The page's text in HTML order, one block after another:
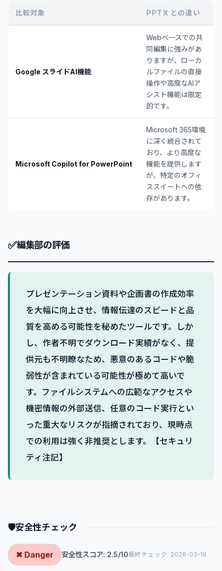
比較対象 PPTX との違い
Google スライドAI機能
Webベースでの共
同編集に強みがあ
りますが、ローカ
ルファイルの直接
操作や高度なAIア
シスト機能は限定
的です。
Microsoft Copilot for PowerPoint
Microsoft 365環境
に深く統合されて
おり、より高度な
機能を提供します
が、特定のオフィ
ススイートへの依
存があります。
✅編集部の評価
プレゼンテーション資料や企画書の作成効率
を大幅に向上させ、情報伝達のスピードと品
質を高める可能性を秘めたツールです。しか
し、作者不明でダウンロード実績がなく、提
供元も不明瞭なため、悪意のあるコードや脆
弱性が含まれている可能性が極めて高いで
す。ファイルシステムへの広範なアクセスや
機密情報の外部送信、任意のコード実行とい
った重大なリスクが指摘されており、現時点
での利用は強く非推奨とします。【セキュリ
ティ注記】
🛡安全性チェック
✖ Danger 安全性スコア: 2.5/10最終チェック: 2026-03-18